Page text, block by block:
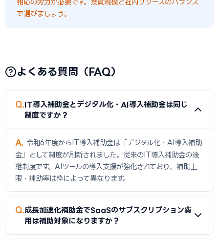
相応の労力が必要です。投資規模と社内リソースのバランス
で選びましょう。
よくある質問（FAQ）
Q IT導入補助金とデジタル化・AI導入補助金は同じ
制度ですか？
A
令和6年度からIT導入補助金は「デジタル化・AI導入補助
金」として制度が刷新されました。従来のIT導入補助金の後
継制度です。AIツールの導入支援が強化されており、補助上
限・補助率は枠によって異なります。
Q 成長加速化補助金でSaaSのサブスクリプション費
用は補助対象になりますか？